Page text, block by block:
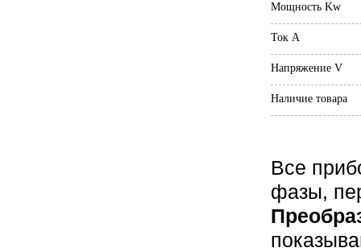
Мощность Kw
Ток А
Напряжение V
Наличие товара
Все
фазы,